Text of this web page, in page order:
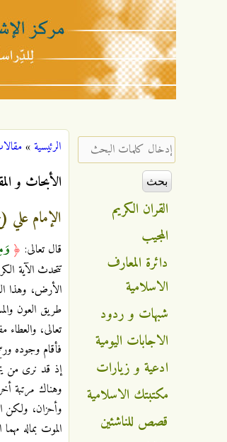
الإشعاع
الإسلامي أنت هنا
الرئيسية»
الأبحاث و
الإمام علي
قال تعالى: ﴿
تتحدث الآية
الأرض، وهذا
طريق العون
تعالى،
فأقام وجوده
إذ قد نرى من
وهناك مرتبة
وأحزان، ولكن
الموت بماله
‏إدخال كلمات البحث ‏
القران الكريم
المجيب
دائرة المعارف
الاسلامية
شبهات و ردود
الاجابات اليومية
ادعية و زيارات
مكتبتك الاسلامية
قصص للناشئين